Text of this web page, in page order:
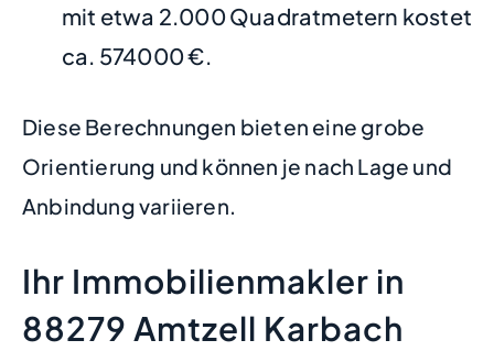
mit etwa 2.000 Quadratmetern kostet
ca. 574000 €.
Diese Berechnungen bieten eine grobe
Orientierung und können je nach Lage und
Anbindung variieren.
Ihr Immobilienmakler in
88279 Amtzell Karbach